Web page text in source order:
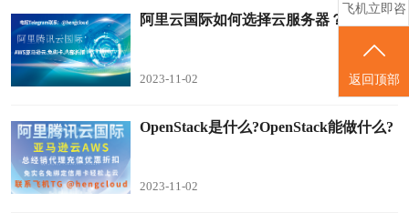
飞机立即咨
询
返回顶部
阿里云国际如何选择云服务器？
2023-11-02
OpenStack是什么?OpenStack能做什么?
2023-11-02